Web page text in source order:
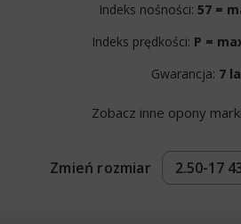
Indeks nośności: 57 =
Indeks prędkości: P =
Gwarancja: 7
Zobacz inne opony marki
Zmień rozmiar